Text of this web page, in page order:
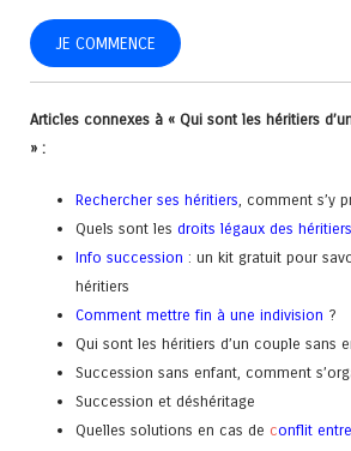
JE COMMENCE
Articles connexes à « Qui sont les héritiers
» :
Rechercher ses héritiers, comment s’y
Quels sont lesdroits légaux des héritiers
Info succession : un kit gratuit pour
héritiers
Comment mettre fin à une indivision ?
Qui sont les héritiers d’un couple sans
Succession sans enfant, comment
Succession et déshéritage
Quelles solutions en cas de conflit